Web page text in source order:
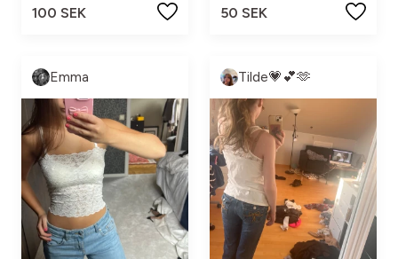
100 SEK
50 SEK
Emma Tilde💗💕🫶